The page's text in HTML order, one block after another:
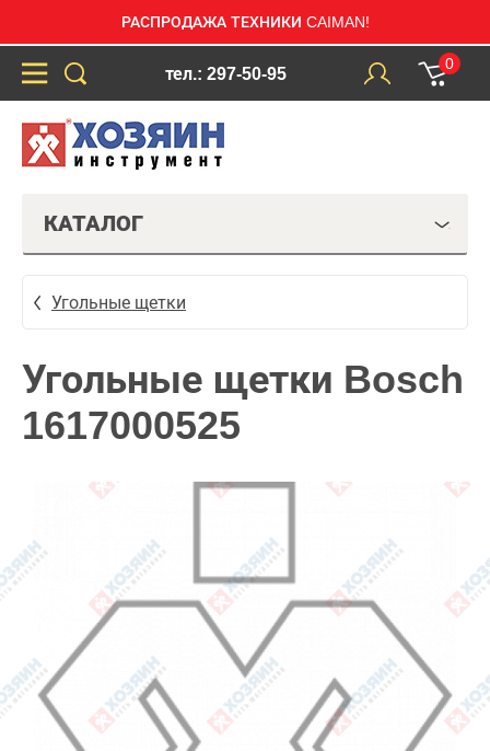
РАСПРОДАЖА ТЕХНИКИ CAIMAN!
тел.: 297-50-95
0
КАТАЛОГ
Угольные щетки
Угольные щетки Bosch
1617000525